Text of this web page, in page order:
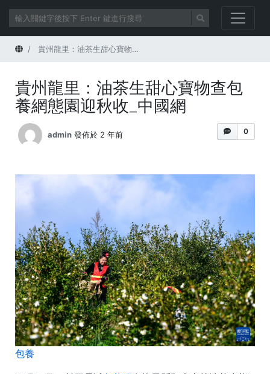
首頁 貴州龍里：油茶生甜心寶物查包養網態園迎秋收_中國網
貴州龍里：油茶生甜心寶物查包
養網態園迎秋收_中國網
0
admin 發佈於 2 年前
包養